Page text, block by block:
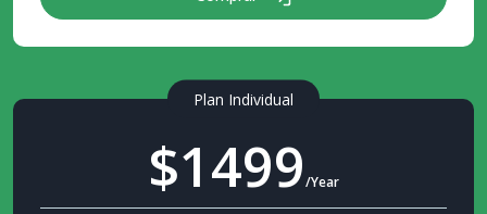
Plan Individual
$1499/Year